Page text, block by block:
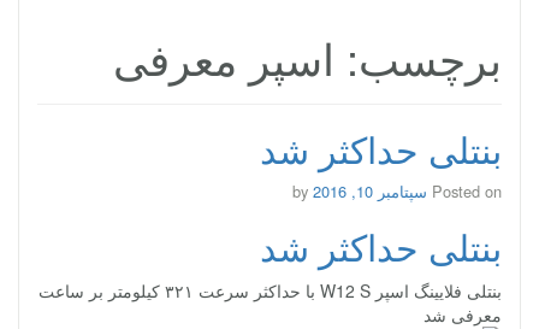
برچسب: اسپر معرفی
بنتلی حداکثر شد
Posted on سپتامبر 10, 2016
بنتلی حداکثر شد
بنتلی فلایینگ اسپر W12 S با حداکثر سرعت ۳۲۱ کیلومتر بر ساعت
معرفی شد